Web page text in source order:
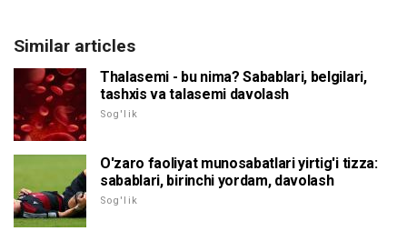
Similar articles
Thalasemi - bu nima? Sabablari, belgilari,
tashxis va talasemi davolash
Sog'lik
O'zaro faoliyat munosabatlari yirtig'i tizza:
sabablari, birinchi yordam, davolash
Sog'lik